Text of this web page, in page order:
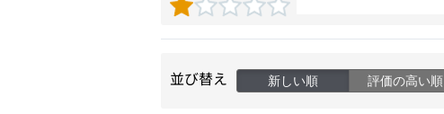
並び替え 新しい順 評価の高い順